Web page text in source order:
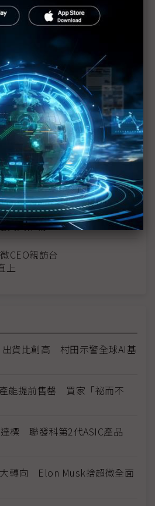
架構、演講加大台灣供應鏈比
廠
座陳瑞聰：3年內AI伺服器要
CEO 廣達林百里也是超級業
群造勢戰法」 帶領台灣AI
劉揚偉、施崇棠、童子賢、
名單曝光
人大作戰
CEO親訪台
上
出貨比創高 村田示警全球AI基
能提前售罄 買家「祕而不
標 聯發科第2代ASIC產品
轉向 Elon Musk捨超微全面